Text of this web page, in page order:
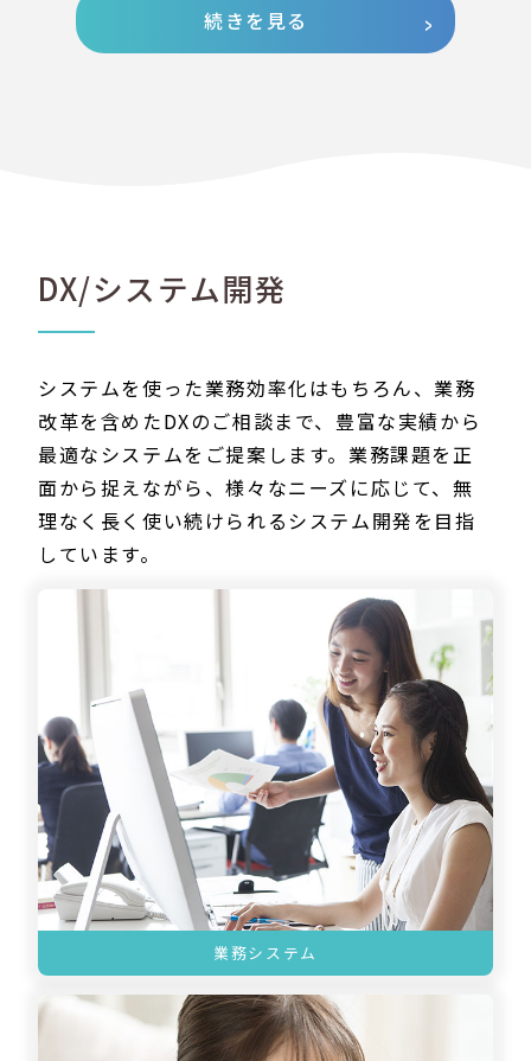
続きを見る
DX/システム開発
システムを使った業務効率化はもちろん、業務
改革を含めたDXのご相談まで、豊富な実績から
最適なシステムをご提案します。業務課題を正
面から捉えながら、様々なニーズに応じて、無
理なく長く使い続けられるシステム開発を目指
しています。
業務システム